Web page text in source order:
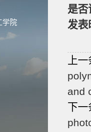
学院
是否
发表
上
and
下一